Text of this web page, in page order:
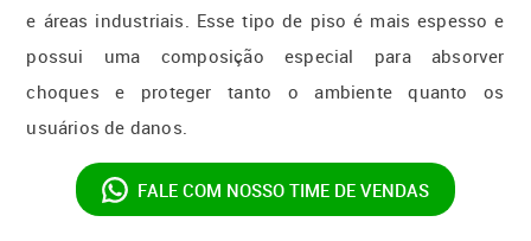
e áreas industriais. Esse tipo de piso é mais espesso e
possui uma composição especial para absorver
choques e proteger tanto o ambiente quanto os
usuários de danos.
FALE COM NOSSO TIME DE VENDAS